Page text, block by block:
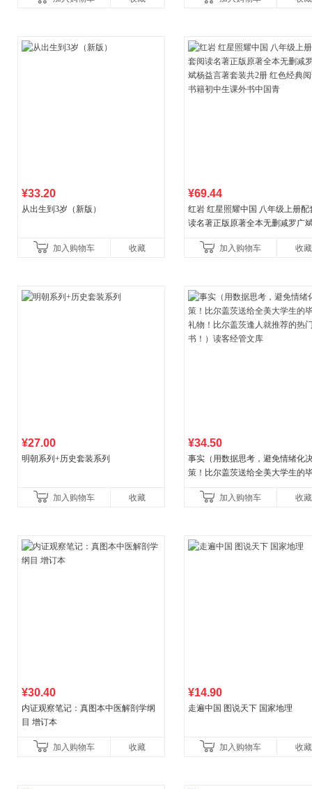
¥33.20
从出生到3岁（新版）
加入购物车 收藏
¥69.44
红岩 红星照耀中国 八年级上册配
读名著正版原著全本无删减罗广
初中生课外书中国青
加入购物车 收藏
¥27.00
明朝系列+历史套装系列
加入购物车 收藏
¥34.50
事实（用数据思考，避免情绪化
策！比尔盖茨送给全美大学生的
书！）读客经管文库
加入购物车 收藏
¥30.40
内证观察笔记：真图本中医解剖学纲
目 增订本
加入购物车 收藏
¥14.90
走遍中国 图说天下 国家地理
加入购物车 收藏